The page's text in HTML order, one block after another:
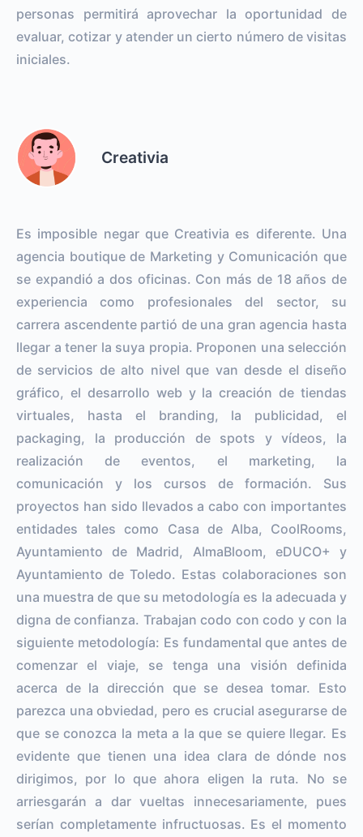
personas permitirá aprovechar la oportunidad de
evaluar, cotizar y atender un cierto número de visitas
iniciales.
Creativia
Es imposible negar que Creativia es diferente. Una
agencia boutique de Marketing y Comunicación que
se expandió a dos oficinas. Con más de 18 años de
experiencia como profesionales del sector, su
carrera ascendente partió de una gran agencia hasta
llegar a tener la suya propia. Proponen una selección
de servicios de alto nivel que van desde el diseño
gráfico, el desarrollo web y la creación de tiendas
virtuales, hasta el branding, la publicidad, el
packaging, la producción de spots y vídeos, la
realización de eventos, el marketing, la
comunicación y los cursos de formación. Sus
proyectos han sido llevados a cabo con importantes
entidades tales como Casa de Alba, CoolRooms,
Ayuntamiento de Madrid, AlmaBloom, eDUCO+ y
Ayuntamiento de Toledo. Estas colaboraciones son
una muestra de que su metodología es la adecuada y
digna de confianza. Trabajan codo con codo y con la
siguiente metodología: Es fundamental que antes de
comenzar el viaje, se tenga una visión definida
acerca de la dirección que se desea tomar. Esto
parezca una obviedad, pero es crucial asegurarse de
que se conozca la meta a la que se quiere llegar. Es
evidente que tienen una idea clara de dónde nos
dirigimos, por lo que ahora eligen la ruta. No se
arriesgarán a dar vueltas innecesariamente, pues
serían completamente infructuosas. Es el momento